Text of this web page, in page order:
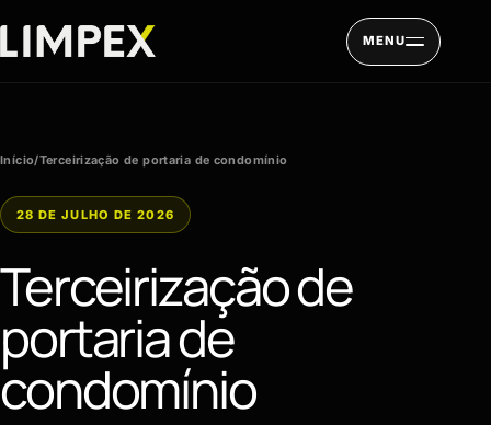
MENU
Início/Terceirização de portaria de condomínio
28 DE JULHO DE 2026
Terceirização de
portaria de
condomínio